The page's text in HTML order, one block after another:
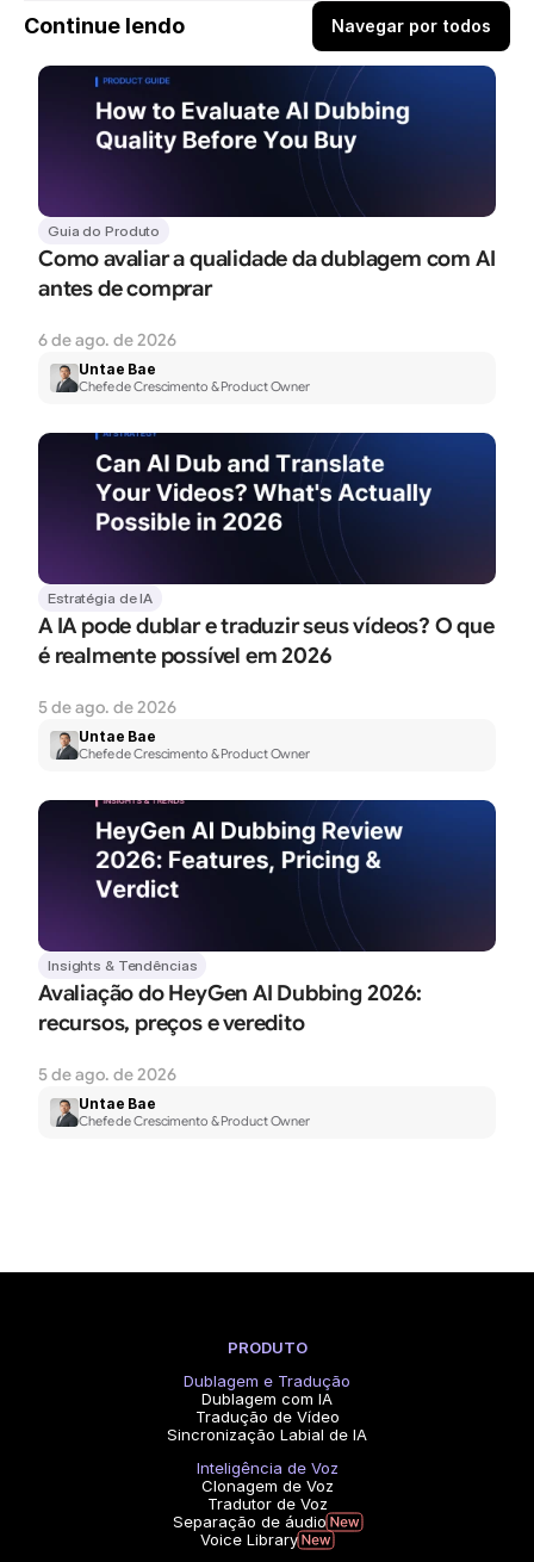
Continue lendo Navegar por todos
Guia do Produto
Como avaliar a qualidade da dublagem com AI
antes de comprar
6 de ago. de 2026
Untae Bae
Chefe de Crescimento & Product Owner
Estratégia de IA
A IA pode dublar e traduzir seus vídeos? O que
é realmente possível em 2026
5 de ago. de 2026
Untae Bae
Chefe de Crescimento & Product Owner
Insights & Tendências
Avaliação do HeyGen AI Dubbing 2026:
recursos, preços e veredito
5 de ago. de 2026
Untae Bae
Chefe de Crescimento & Product Owner
PRODUTO
Dublagem e Tradução
Dublagem com IA
Tradução de Vídeo
Sincronização Labial de IA
Inteligência de Voz
Clonagem de Voz
Tradutor de Voz
Separação de áudio
Voice Library